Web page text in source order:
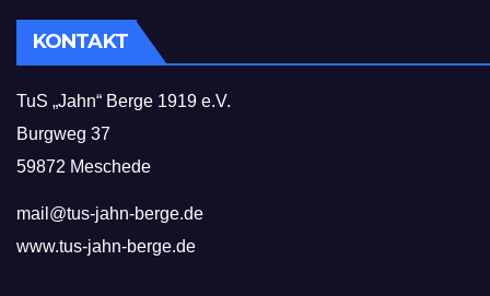
KONTAKT
TuS „Jahn“ Berge 1919 e.V.
Burgweg 37
59872 Meschede
mail@tus-jahn-berge.de
www.tus-jahn-berge.de